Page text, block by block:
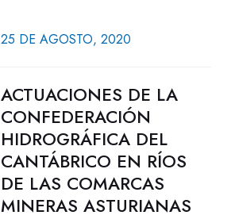
25 DE AGOSTO, 2020
ACTUACIONES DE LA
CONFEDERACIÓN
HIDROGRÁFICA DEL
CANTÁBRICO EN RÍOS
DE LAS COMARCAS
MINERAS ASTURIANAS